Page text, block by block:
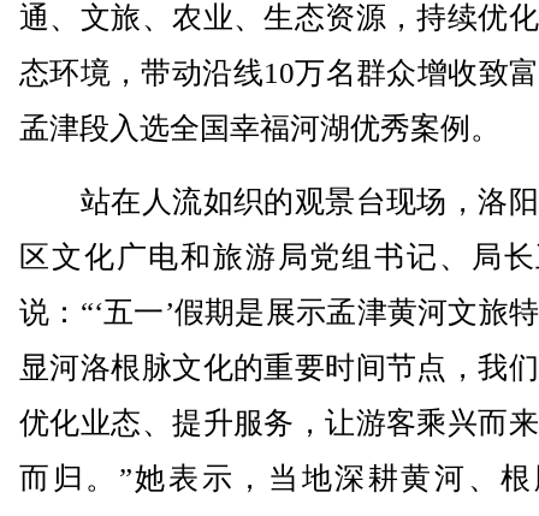
通、文旅、农业、生态资源，持续优
态环境，带动沿线10万名群众增收致
孟津段入选全国幸福河湖优秀案例。
站在人流如织的观景台现场，洛
区文化广电和旅游局党组书记、局
说：“‘五一’假期是展示孟津黄河文旅
显河洛根脉文化的重要时间节点，我
优化业态、提升服务，让游客乘兴而
而归。”她表示，当地深耕黄河、